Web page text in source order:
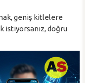
geniş kitlelere
istiyorsanız, doğru